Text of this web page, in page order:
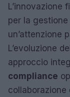
L’innovazione
per la
un’attenzione
L’evoluzione
approccio
compliance
collaborazione